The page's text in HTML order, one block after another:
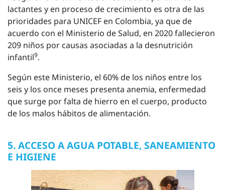
lactantes y en proceso de crecimiento es otra de las
prioridades para UNICEF en Colombia, ya que de
acuerdo con el Ministerio de Salud, en 2020 fallecieron
209 niños por causas asociadas a la desnutrición
infantil9.
Según este Ministerio, el 60% de los niños entre los
seis y los once meses presenta anemia, enfermedad
que surge por falta de hierro en el cuerpo, producto
de los malos hábitos de alimentación.
5. ACCESO A AGUA POTABLE, SANEAMIENTO
E HIGIENE